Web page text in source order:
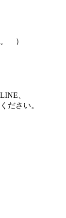
）
、
ださい。